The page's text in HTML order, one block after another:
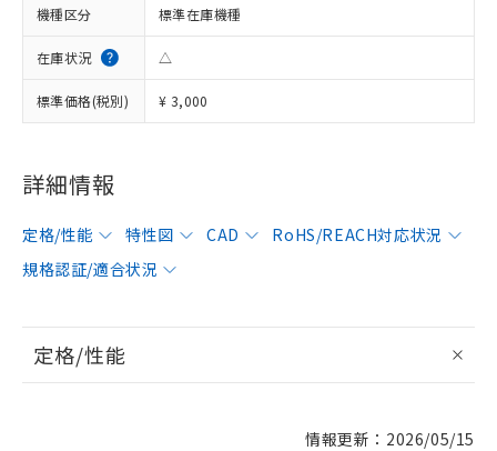
機種区分 標準在庫機種
在庫状況 △
標準価格(税別) ¥ 3,000
詳細情報
定格/性能 特性図 CAD
RoHS/REACH対応状況
規格認証/適合状況
定格/性能
情報更新：2026/05/15